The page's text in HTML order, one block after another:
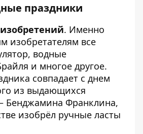
праздники
. Именно
изобретателям все
водные
и многое другое.
совпадает с днем
из выдающихся
Бенджамина Франклина,
изобрёл ручные ласты